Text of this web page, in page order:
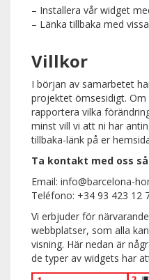
– Installera vår widget
– Länka tillbaka med
Villkor
I början av samarbetet
projektet ömsesidigt. Om
rapportera vilka
minst vill vi att ni har
tillbaka-länk på er
Ta kontakt med oss
Email: info@barcelona-
Teléfono: +34 93 423 12
Vi erbjuder för
webbplatser, som alla
visning. Här nedan är
de typer av widgets har